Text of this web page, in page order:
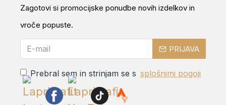
Zagotovi si promocijske ponudbe novih izdelkov in
vroče popuste.
PRIJAVA
Prebral sem in strinjam se s splošnimi pogoji